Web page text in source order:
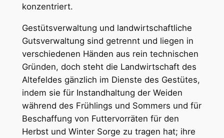
konzentriert.
Gestütsverwaltung und landwirtschaftliche
Gutsverwaltung sind getrennt und liegen in
verschiedenen Händen aus rein technischen
Gründen, doch steht die Landwirtschaft des
Altefeldes gänzlich im Dienste des Gestütes,
indem sie für Instandhaltung der Weiden
während des Frühlings und Sommers und für
Beschaffung von Futtervorräten für den
Herbst und Winter Sorge zu tragen hat; ihre